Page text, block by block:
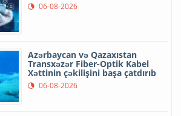
06-08-2026
Azərbaycan və Qazaxıstan
Transxəzər Fiber-Optik Kabel
Xəttinin çəkilişini başa çatdırıb
06-08-2026